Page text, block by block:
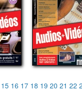
15 16 17 18 19 20 21 22